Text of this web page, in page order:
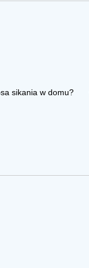
sikania w domu?